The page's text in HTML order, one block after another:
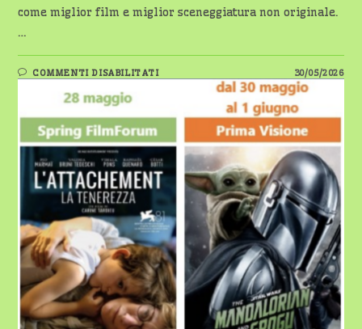
come miglior film e miglior sceneggiatura non originale.
…
COMMENTI DISABILITATISU
MAGENTA:
TEATRONUOVO
ARRIVA
STAR
WARS,
CONTINUA
IL
FILMFORUM
30/05/2026